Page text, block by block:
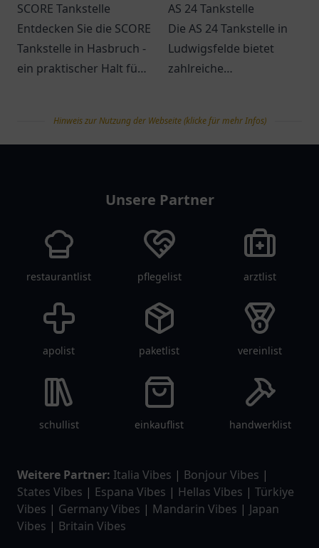
SCORE Tankstelle
Entdecken Sie die SCORE
Tankstelle in Hasbruch -
ein praktischer Halt für
AS 24 Tankstelle
Die AS 24 Tankstelle in
Ludwigsfelde bietet
zahlreiche
für Pendler und
Reisende.
Hinweis zur Nutzung der Webseite (klicke für mehr Infos)
Unsere Partner
restaurantlist pflegelist arztlist
apolist paketlist vereinlist
schullist einkauflist handwerklist
Weitere Partner: Italia Vibes | Bonjour Vibes |
States Vibes | Espana Vibes | Hellas Vibes | Türkiye
Vibes | Germany Vibes | Mandarin Vibes | Japan
Vibes | Britain Vibes